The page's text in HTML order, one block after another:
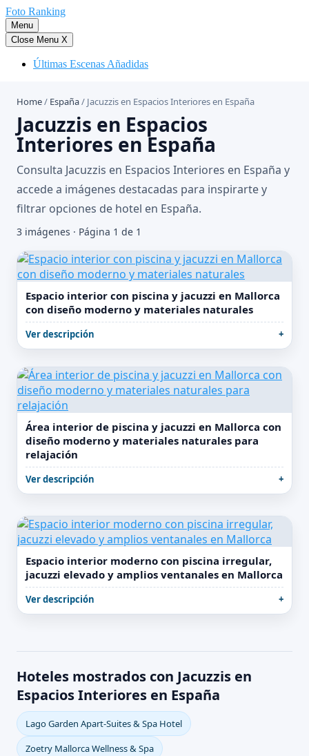
Saltar
al
contenido
Foto Ranking
Menu
Close Menu X
Últimas Escenas Añadidas
Home/ España/ Jacuzzis en Espacios Interiores en España
Jacuzzis en Espacios
Interiores en España
Consulta Jacuzzis en Espacios Interiores en España y
accede a imágenes destacadas para inspirarte y
filtrar opciones de hotel en España.
3 imágenes · Página 1 de 1
Espacio interior con piscina y jacuzzi en Mallorca
con diseño moderno y materiales naturales
Ver descripción
Área interior de piscina y jacuzzi en Mallorca con
diseño moderno y materiales naturales para
relajación
Ver descripción
Espacio interior moderno con piscina irregular,
jacuzzi elevado y amplios ventanales en Mallorca
Ver descripción
Hoteles mostrados con Jacuzzis en
Espacios Interiores en España
Lago Garden Apart-Suites & Spa Hotel
Zoetry Mallorca Wellness & Spa